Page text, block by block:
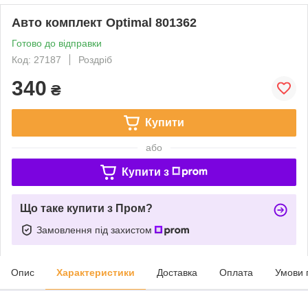
Авто комплект Оptimal 801362
Готово до відправки
Код: 27187
Роздріб
340 ₴
Купити
або
Купити з
Що таке купити з Пром?
Замовлення під захистом
Опис Характеристики Доставка Оплата Умови